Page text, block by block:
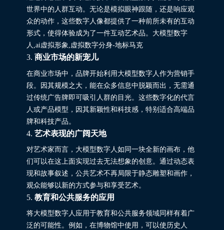
世界中的人群互动。无论是模拟眼神跟随，还是响应观
众的动作，这些数字人像都提供了一种前所未有的互动
形式，使得体验成为了一件互动艺术品。大模型数字
人,ai虚拟形象,虚拟数字分身-地标马克
3. 商业市场的新宠儿
在商业市场中，品牌开始利用大模型数字人作为营销手
段。因其规模之大，能在众多信息中脱颖而出，无需通
过传统广告牌即可吸引人群的目光。这些数字化的代言
人或产品模型，因其新颖性和科技感，特别适合高端品
牌和科技产品。
4. 艺术表现的广阔天地
对艺术家而言，大模型数字人如同一块全新的画布，他
们可以在这上面实现过去无法想象的创意。通过动态表
现和故事叙述，公共艺术不再局限于静态雕塑和画作，
观众能够以新的方式参与和享受艺术。
5. 教育和公共服务的应用
将大模型数字人应用于教育和公共服务领域同样有着广
泛的可能性。例如，在博物馆中使用，可以使历史人